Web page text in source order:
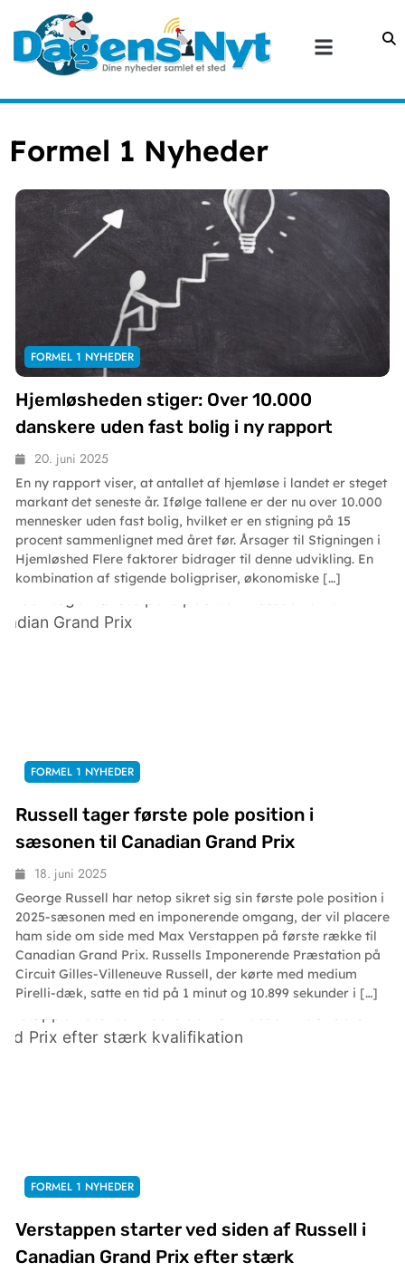
Formel 1 Nyheder
FORMEL 1 NYHEDER
Hjemløsheden stiger: Over 10.000
danskere uden fast bolig i ny rapport
20. juni 2025
En ny rapport viser, at antallet af hjemløse i landet er steget
markant det seneste år. Ifølge tallene er der nu over 10.000
mennesker uden fast bolig, hvilket er en stigning på 15
procent sammenlignet med året før. Årsager til Stigningen i
Hjemløshed Flere faktorer bidrager til denne udvikling. En
kombination af stigende boligpriser, økonomiske […]
FORMEL 1 NYHEDER
Russell tager første pole position i
sæsonen til Canadian Grand Prix
18. juni 2025
George Russell har netop sikret sig sin første pole position i
2025-sæsonen med en imponerende omgang, der vil placere
ham side om side med Max Verstappen på første række til
Canadian Grand Prix. Russells Imponerende Præstation på
Circuit Gilles-Villeneuve Russell, der kørte med medium
Pirelli-dæk, satte en tid på 1 minut og 10.899 sekunder i […]
FORMEL 1 NYHEDER
Verstappen starter ved siden af Russell i
Canadian Grand Prix efter stærk